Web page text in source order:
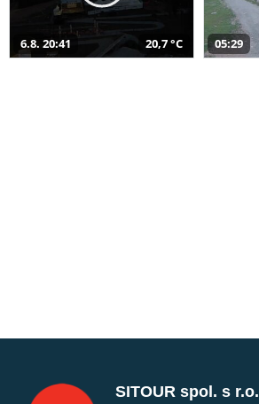
6.8. 20:41 20,7 °C 05:29
SITOUR spol. s r.o.